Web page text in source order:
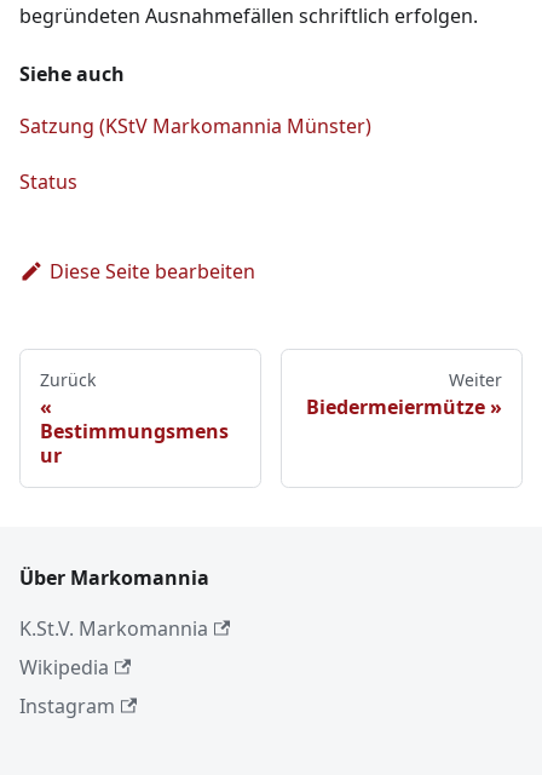
begründeten Ausnahmefällen schriftlich erfolgen.
Siehe auch
Satzung (KStV Markomannia Münster)
Status
Diese Seite bearbeiten
Zurück
Bestimmungsmens
ur
Weiter
Biedermeiermütze
Über Markomannia
K.St.V. Markomannia
Wikipedia
Instagram